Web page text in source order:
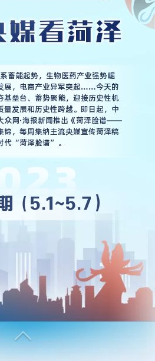
（ 5.1~5.7 ）
蓄能起势，生物医药产业强势崛
展，电商产业异军突起……今天的
基垒台、蓄势聚能，迎接历史性机
量发展和历史性跨越。即日起，中
众网·海报新闻推出《菏泽脸谱——
锦，每周集纳主流央媒宣传菏泽稿
代“菏泽脸谱”。